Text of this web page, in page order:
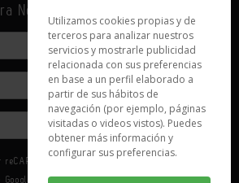
Newsletter
y se aplican la
Google.
Utilizamos cookies propias y de
terceros para analizar nuestros
servicios y mostrarle publicidad
relacionada con sus preferencias
en base a un perfil elaborado a
partir de sus hábitos de
navegación (por ejemplo, páginas
visitadas o videos vistos). Puedes
obtener más información y
configurar sus preferencias.